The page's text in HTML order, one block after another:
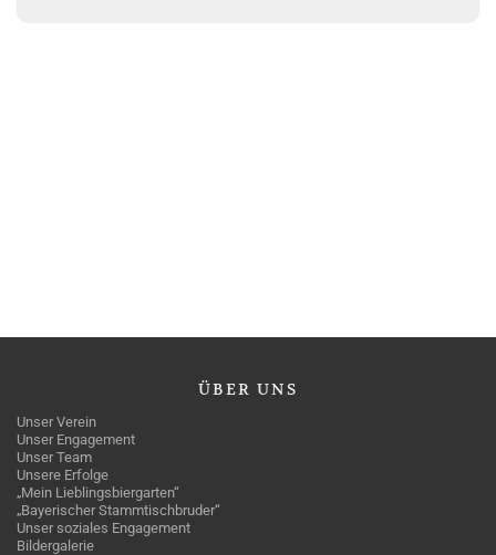
ÜBER UNS
Unser Verein
Unser Engagement
Unser Team
Unsere Erfolge
„Mein Lieblingsbiergarten“
„Bayerischer Stammtischbruder“
Unser soziales Engagement
Bildergalerie